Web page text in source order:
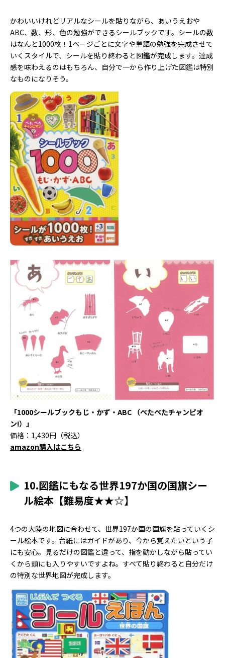
かわいいけれどリアルなシールを貼りながら、あいうえおや
ABC、数、形、色の勉強ができるシールブックです。シールの数
はなんと1000枚！1ページごとに文字や単語の勉強を完成させて
いくスタイルで、シールを貼り終わると図鑑が完成します。達成
感を味わえるのはもちろん、自分で一から作り上げた図鑑は特別
なものになりそう。
「1000シールブックもじ・かず・ABC （ぺたぺたチャンピオ
ン!）」
価格：1,430円（税込）
amazon購入はこちら
10.図鑑にもなる世界197か国の国旗シー
ル絵本【難易度★★☆】
4つの大陸の地図に合わせて、世界197か国の国旗を貼っていくシ
ール絵本です。台紙にはガイドがあり、今から覚えたいという子
にも安心。見るだけの図鑑と違って、指を動かしながら貼ってい
くから頭にも入りやすいですよね。すべて貼り終わると自分だけ
の特別な世界地図が完成します。